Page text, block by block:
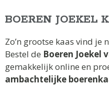
BOEREN JOEKEL
Zo’n grootse kaas vind je
Bestel de Boeren Joekel
gemakkelijk online en
ambachtelijke